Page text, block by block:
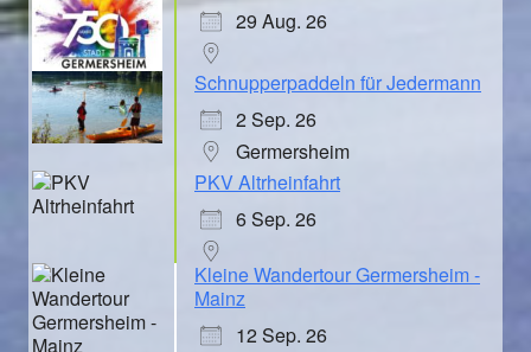
29 Aug. 26
Schnupperpaddeln für Jedermann
2 Sep. 26
Germersheim
PKV Altrheinfahrt
6 Sep. 26
Kleine Wandertour Germersheim -
Mainz
12 Sep. 26